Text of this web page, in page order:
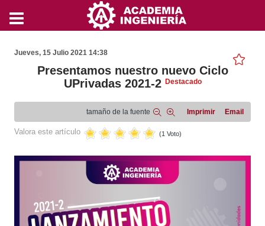
Jueves, 15 Julio 2021 14:38
Presentamos nuestro nuevo Ciclo
UPrivadas 2021-2 Destacado
tamaño de la fuente Imprimir Email
Valora este artículo (1 Voto)